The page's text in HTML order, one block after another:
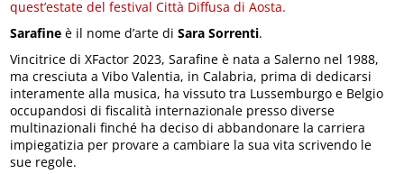
quest’estate del festival Città Diffusa di Aosta.
Sarafine è il nome d’arte di Sara Sorrenti.
Vincitrice di XFactor 2023, Sarafine è nata a Salerno nel 1988,
ma cresciuta a Vibo Valentia, in Calabria, prima di dedicarsi
interamente alla musica, ha vissuto tra Lussemburgo e Belgio
occupandosi di fiscalità internazionale presso diverse
multinazionali finché ha deciso di abbandonare la carriera
impiegatizia per provare a cambiare la sua vita scrivendo le
sue regole.